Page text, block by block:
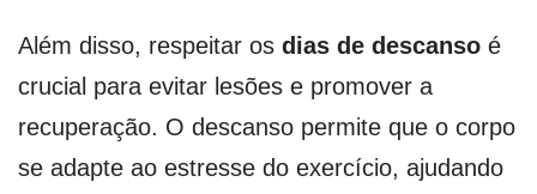
Além disso, respeitar os dias de descanso é
crucial para evitar lesões e promover a
recuperação. O descanso permite que o corpo
se adapte ao estresse do exercício, ajudando